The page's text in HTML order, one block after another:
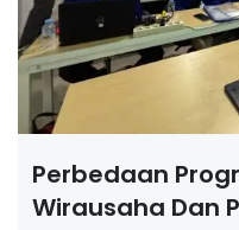
Perbedaan
Wirausaha Dan